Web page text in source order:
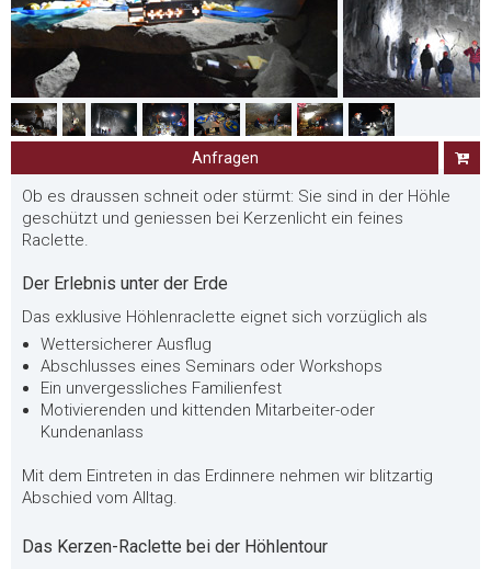
Anfragen
Ob es draussen schneit oder stürmt: Sie sind in der Höhle
geschützt und geniessen bei Kerzenlicht ein feines
Raclette.
Der Erlebnis unter der Erde
Das exklusive Höhlenraclette eignet sich vorzüglich als
Wettersicherer Ausflug
Abschlusses eines Seminars oder Workshops
Ein unvergessliches Familienfest
Motivierenden und kittenden Mitarbeiter-oder
Kundenanlass
Mit dem Eintreten in das Erdinnere nehmen wir blitzartig
Abschied vom Alltag.
Das Kerzen-Raclette bei der Höhlentour